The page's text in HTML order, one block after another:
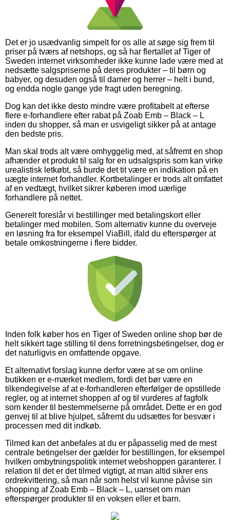
Det er jo usædvanlig simpelt for os alle at søge sig frem til
priser på tværs af netshops, og så har flertallet af Tiger of
Sweden internet virksomheder ikke kunne lade være med at
nedsætte salgspriserne på deres produkter – til børn og
babyer, og desuden også til damer og herrer – helt i bund,
og endda nogle gange yde fragt uden beregning.
Dog kan det ikke desto mindre være profitabelt at efterse
flere e-forhandlere efter rabat på Zoab Emb – Black – L
inden du shopper, så man er usvigeligt sikker på at antage
den bedste pris.
Man skal trods alt være omhyggelig med, at såfremt en shop
afhænder et produkt til salg for en udsalgspris som kan virke
urealistisk letkøbt, så burde det tit være en indikation på en
uægte internet forhandler. Kortbetalinger er trods alt omfattet
af en vedtægt, hvilket sikrer køberen imod uærlige
forhandlere på nettet.
Generelt foreslår vi bestillinger med betalingskort eller
betalinger med mobilen. Som alternativ kunne du overveje
en løsning fra for eksempel ViaBill, ifald du efterspørger at
betale omkostningerne i flere bidder.
Inden folk køber hos en Tiger of Sweden online shop bør de
helt sikkert tage stilling til dens forretningsbetingelser, dog er
det naturligvis en omfattende opgave.
Et alternativt forslag kunne derfor være at se om online
butikken er e-mærket medlem, fordi det bør være en
tilkendegivelse af at e-forhandleren efterfølger de opstillede
regler, og at internet shoppen af og til vurderes af fagfolk
som kender til bestemmelserne på området. Dette er en god
genvej til at blive hjulpet, såfremt du udsættes for besvær i
processen med dit indkøb.
Tilmed kan det anbefales at du er påpasselig med de mest
centrale betingelser der gælder for bestillingen, for eksempel
hvilken ombytningspolitik internet webshoppen garanterer. I
relation til det er det tilmed vigtigt, at man altid sikrer ens
ordrekvittering, så man når som helst vil kunne påvise sin
shopping af Zoab Emb – Black – L, uanset om man
efterspørger produkter til en voksen eller et barn.